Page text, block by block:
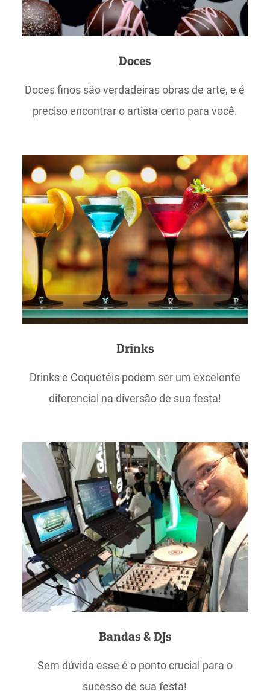
Doces
Doces finos são verdadeiras obras de arte, e é
preciso encontrar o artista certo para você.
Drinks
Drinks e Coquetéis podem ser um excelente
diferencial na diversão de sua festa!
Bandas & DJs
Sem dúvida esse é o ponto crucial para o
sucesso de sua festa!